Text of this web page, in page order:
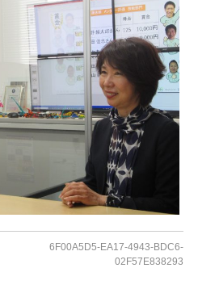
6F00A5D5-EA17-4943-BDC6-
02F57E838293